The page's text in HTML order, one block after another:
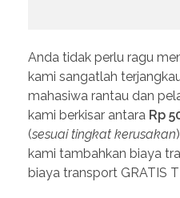
Anda tidak perlu ragu
kami sangatlah
mahasiwa rantau dan
kami berkisar antara Rp
(sesuai tingkat kerusakan
kami tambahkan biaya
biaya transport GRATIS